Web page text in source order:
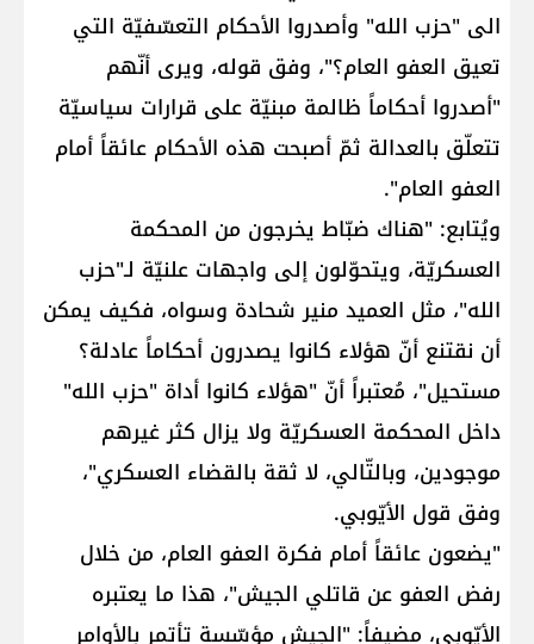
الى "حزب الله" وأصدروا الأحكام التعسّفيّة التي
تعيق العفو العام؟"، وفق قوله، ويرى أنّهم
"أصدروا أحكاماً ظالمة مبنيّة على قرارات سياسيّة
تتعلّق بالعدالة ثمّ أصبحت هذه الأحكام عائقاً أمام
العفو العام".
ويُتابع: "هناك ضبّاط يخرجون من المحكمة
العسكريّة، ويتحوّلون إلى واجهات علنيّة لـ"حزب
الله"، مثل العميد منير شحادة وسواه، فكيف يمكن
أن نقتنع أنّ هؤلاء كانوا يصدرون أحكاماً عادلة؟
مستحيل"، مُعتبراً أنّ "هؤلاء كانوا أداة "حزب الله"
داخل المحكمة العسكريّة ولا يزال كثر غيرهم
موجودين، وبالتّالي، لا ثقة بالقضاء العسكري"،
وفق قول الأيّوبي.
"يضعون عائقاً أمام فكرة العفو العام، من خلال
رفض العفو عن قاتلي الجيش"، هذا ما يعتبره
الأيّوبي، مضيفاً: "الجيش مؤسّسة تأتمر بالأوامر